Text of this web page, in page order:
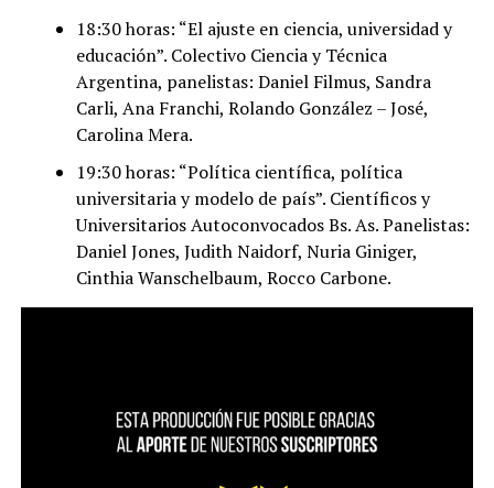
18:30 horas: “El ajuste en ciencia, universidad y
educación”. Colectivo Ciencia y Técnica
Argentina, panelistas: Daniel Filmus, Sandra
Carli, Ana Franchi, Rolando González – José,
Carolina Mera.
19:30 horas: “Política científica, política
universitaria y modelo de país”. Científicos y
Universitarios Autoconvocados Bs. As. Panelistas:
Daniel Jones, Judith Naidorf, Nuria Giniger,
Cinthia Wanschelbaum, Rocco Carbone.